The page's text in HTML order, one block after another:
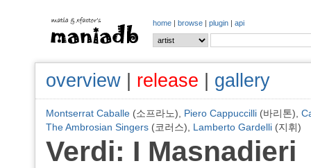
home | browse | plugin | api
overview release gallery
Montserrat Caballe (소프라노), Piero Cappuccilli (바리톤),
The Ambrosian Singers (코러스), Lamberto Gardelli (지휘)
Verdi: I Masnadieri